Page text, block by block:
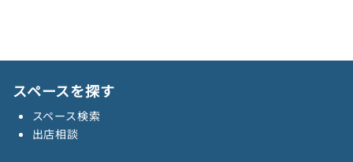
スペースを探す
スペース検索
出店相談